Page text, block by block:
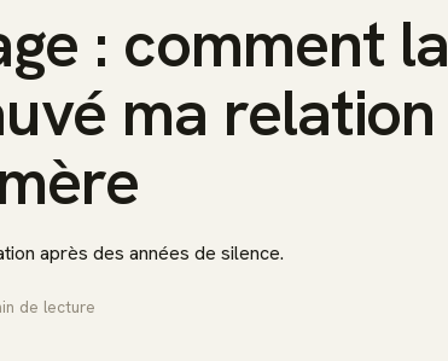
: comment la
ma relation
après des années de silence.
de lecture